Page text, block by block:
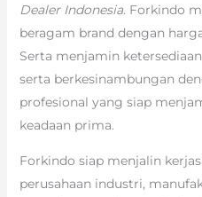
Dealer Indonesia. Forkindo
beragam brand dengan
Serta menjamin
serta berkesinambungan
profesional yang siap
keadaan prima.
Forkindo siap menjalin
perusahaan industri,